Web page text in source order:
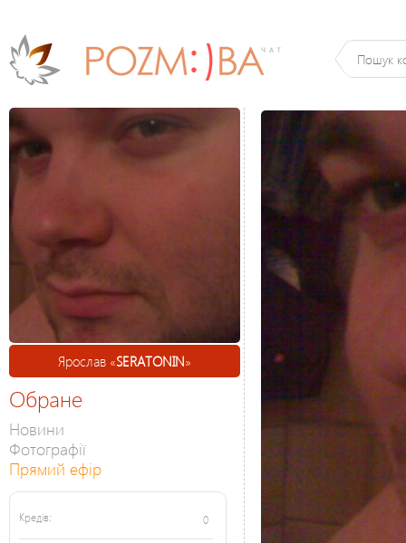
Ярослав «SERATONIN»
Обране
Новини
Фотографії
Прямий ефір
Кредів: 0